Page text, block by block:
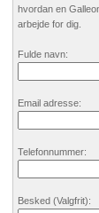
hvordan en
arbejde for dig.
Fulde navn:
Email adresse:
Telefonnummer:
Besked (Valgfrit):